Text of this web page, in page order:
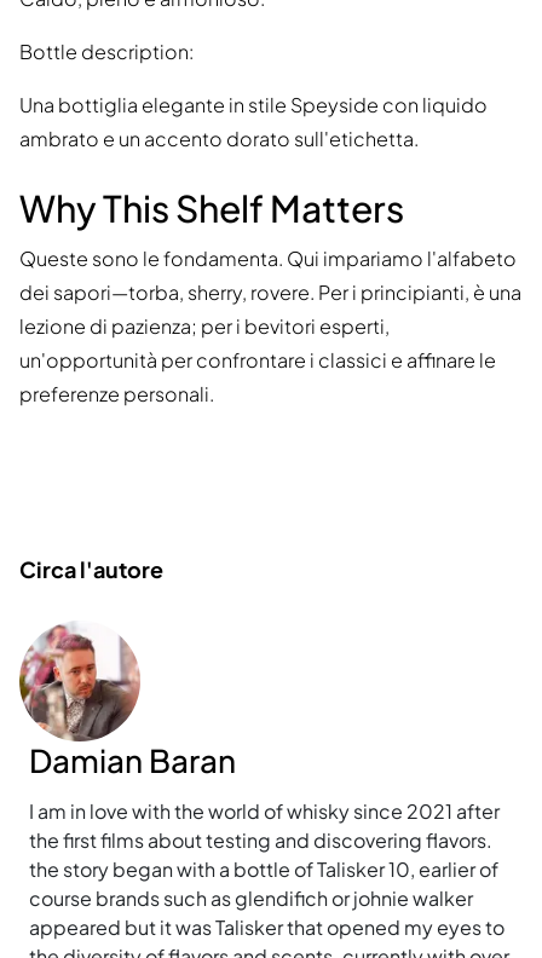
Bottle description:
Una bottiglia elegante in stile Speyside con liquido
ambrato e un accento dorato sull'etichetta.
Why This Shelf Matters
Queste sono le fondamenta. Qui impariamo l'alfabeto
dei sapori—torba, sherry, rovere. Per i principianti, è una
lezione di pazienza; per i bevitori esperti,
un'opportunità per confrontare i classici e affinare le
preferenze personali.
Circa l'autore
Damian Baran
I am in love with the world of whisky since 2021 after
the first films about testing and discovering flavors.
the story began with a bottle of Talisker 10, earlier of
course brands such as glendifich or johnie walker
appeared but it was Talisker that opened my eyes to